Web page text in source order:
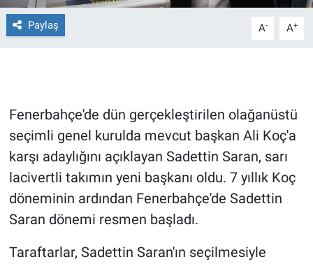
Paylaş A- A+
Fenerbahçe'de dün gerçekleştirilen olağanüstü
seçimli genel kurulda mevcut başkan Ali Koç'a
karşı adaylığını açıklayan Sadettin Saran, sarı
lacivertli takımın yeni başkanı oldu. 7 yıllık Koç
döneminin ardından Fenerbahçe'de Sadettin
Saran dönemi resmen başladı.
Taraftarlar, Sadettin Saran'ın seçilmesiyle
Gün Ortası
Haber
İlan
Kimdir